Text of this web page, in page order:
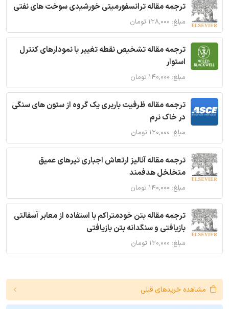
ترجمه مقاله ترانسفورمیتی خورشیدی سوخت های نفتی
مبلغ: ۱۲۸,۰۰۰ تومان
ترجمه مقاله تشخیص نقطه تغییر با نمودارهای کنترل
استوار
مبلغ: ۱۴۰,۰۰۰ تومان
ترجمه مقاله ظرفیت باربری یک گروه از ستون های سنگی
در خاک نرم
مبلغ: ۱۲۰,۰۰۰ تومان
ترجمه مقاله آنالیز ارتعاش اجباری تیرهای عمیق
متخلخل هدفمند
مبلغ: ۱۴۰,۰۰۰ تومان
ترجمه مقاله بتن خودمتراکم با استفاده از معابر آسفالتی
بازیافتی و سنگدانه بتن بازیافتی
مبلغ: ۱۲۰,۰۰۰ تومان
مشاهده خریدهای قبلی